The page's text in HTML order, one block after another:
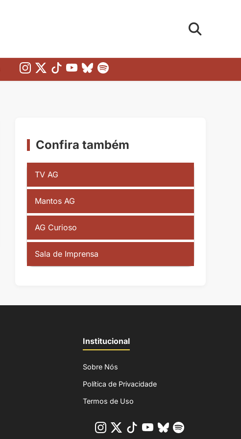
Confira também
TV AG
Mantos AG
AG Curioso
Sala de Imprensa
Institucional
Sobre Nós
Política de Privacidade
Termos de Uso